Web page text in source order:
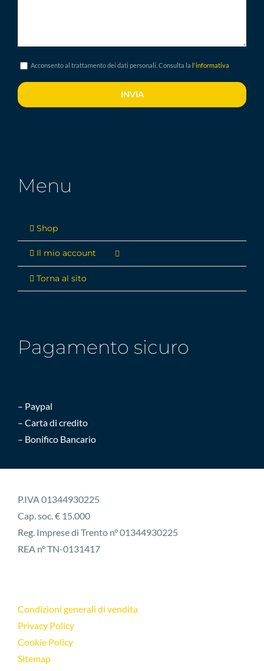
Acconsento al trattamento dei dati personali. Consulta la l'informativa
Menu
Shop
Il mio account
Torna al sito
Pagamento sicuro
– Paypal
– Carta di credito
– Bonifico Bancario
P.IVA 01344930225
Cap. soc. € 15.000
Reg. Imprese di Trento n° 01344930225
REA n° TN-0131417
Condizioni generali di vendita
Privacy Policy
Cookie Policy
Sitemap